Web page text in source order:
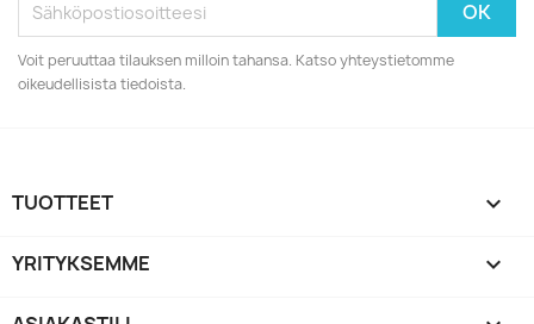
Voit peruuttaa tilauksen milloin tahansa. Katso yhteystietomme
oikeudellisista tiedoista.
TUOTTEET 
YRITYKSEMME 